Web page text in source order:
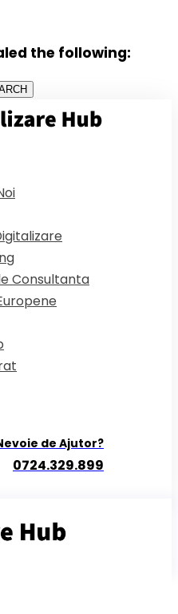
the following:
Consultanta
de Ajutor?
0724.329.899